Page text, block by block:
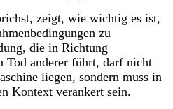
zeigt, wie wichtig es ist,
zu
die in Richtung
Tod anderer führt, darf nicht
liegen, sondern muss in
Kontext verankert sein.